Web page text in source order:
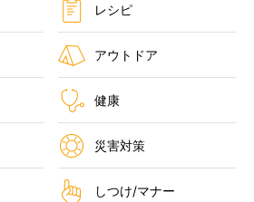
レシピ
アウトドア
健康
災害対策
しつけ/マナー